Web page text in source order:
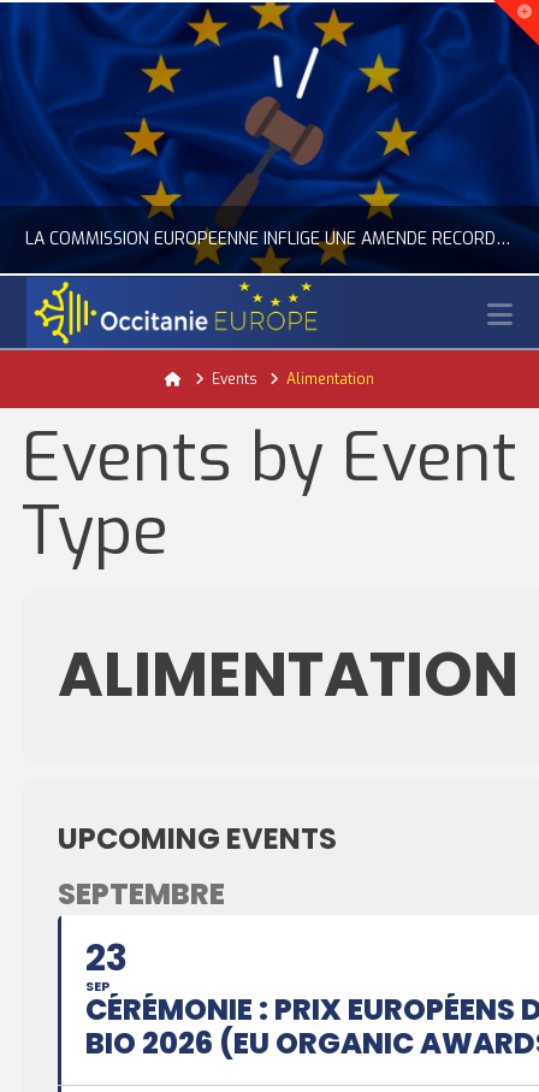
LA COMMISSION EUROPÉENNE INFLIGE UNE AMENDE RECORD À GOOGLE
ACTUALITÉ DE L'UNION EUROPÉENNE, ACTUALITÉ DE LA REPRÉSENTATION D’OCCITANIE EUROPE, NUMÉRIQUE- DIGITAL
JUILLET 24, 2026
HomeEvents Alimentation
Events by Event
Type
ALIMENTATION
UPCOMING EVENTS
SEPTEMBRE
23
SEP
CÉRÉMONIE : PRIX EUROPÉENS
BIO 2026 (EU ORGANIC